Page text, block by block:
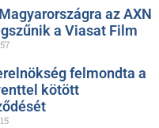
az AXN
a Viasat Film
felmondta a
kötött